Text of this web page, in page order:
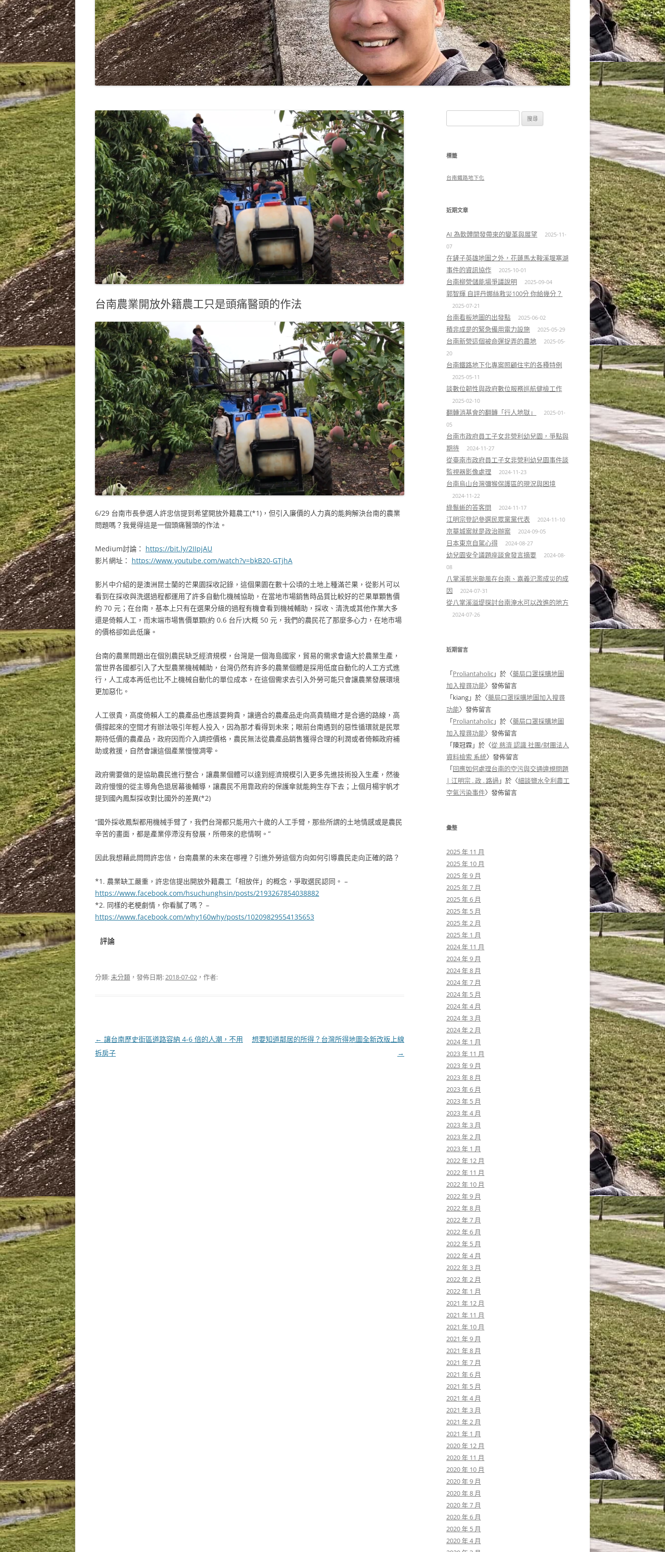
台南農業開放外籍農工只是頭痛醫頭的作法
6/29 台南市長參選人許忠信提到希望開放外籍農工(*1)，但引入廉價的人力真的能夠解決台南的農業
問題嗎？我覺得這是一個頭痛醫頭的作法。
Medium討論： https://bit.ly/2IIpjAU
影片網址： https://www.youtube.com/watch?v=bkB20-GTjhA
影片中介紹的是澳洲昆士蘭的芒果園採收記錄，這個果園在數十公頃的土地上種滿芒果，從影片可以
看到在採收與洗選過程都運用了許多自動化機械協助，在當地市場銷售時品質比較好的芒果單顆售價
約 70 元；在台南，基本上只有在選果分級的過程有機會看到機械輔助，採收、清洗或其他作業大多
還是倚賴人工，而末端市場售價單顆(約 0.6 台斤)大概 50 元，我們的農民花了那麼多心力，在地市場
的價格卻如此低廉。
台南的農業問題出在個別農民缺乏經濟規模，台灣是一個海島國家，貿易的需求會遠大於農業生產，
當世界各國都引入了大型農業機械輔助，台灣仍然有許多的農業個體是採用低度自動化的人工方式進
行，人工成本再低也比不上機械自動化的單位成本，在這個需求去引入外勞可能只會讓農業發展環境
更加惡化。
人工很貴，高度倚賴人工的農產品也應該要夠貴，讓適合的農產品走向高貴精緻才是合適的路線，高
價撐起來的空間才有辦法吸引年輕人投入，因為那才看得到未來；眼前台南遇到的惡性循環就是民眾
期待低價的農產品，政府因而介入調控價格，農民無法從農產品銷售獲得合理的利潤或者倚賴政府補
助或救援，自然會讓這個產業慢慢凋零。
政府需要做的是協助農民進行整合，讓農業個體可以達到經濟規模引入更多先進技術投入生產，然後
政府慢慢的從主導角色退居幕後輔導，讓農民不用靠政府的保護傘就能夠生存下去；上個月楊宇帆才
提到國內鳳梨採收對比國外的差異(*2)
“國外採收鳳梨都用機械手臂了，我們台灣都只能用六十歲的人工手臂，那些所謂的土地情感或是農民
辛苦的畫面，都是產業停滯沒有發展，所帶來的悲情啊。”
因此我想藉此問問許忠信，台南農業的未來在哪裡？引進外勞這個方向如何引導農民走向正確的路？
*1. 農業缺工嚴重，許忠信提出開放外籍農工「相放伴」的概念，爭取選民認同。 –
https://www.facebook.com/hsuchunghsin/posts/2193267854038882
*2. 同樣的老梗劇情，你看膩了嗎？ –
https://www.facebook.com/why160why/posts/10209829554135653
評論
分類:未分類 ，發佈日期:2018-07-02 ，作者:
文
章
← 讓台南歷史街區道路容納 4-6 倍的人潮，不用
拆房子
想要知道鄰居的所得？台灣所得地圖全新改版上線
→
尋
鍵
標籤
台南鐵路地下化
近期文章
AI 為軟體開發帶來的變革與展望
2025-11-
07
在鏟子英雄地圖之外，花蓮馬太鞍溪堰塞湖
事件的資訊協作
2025-10-01
台南柳營儲能場爭議說明 2025-09-04
郭智輝 自評丹娜絲救災100分 你給幾分？
2025-07-21
台南看板地圖的出發點 2025-06-02
積非成是的緊急備用電力設施 2025-05-29
台南新營這個被命運捉弄的農地
2025-05-
20
台南鐵路地下化專案照顧住宅的各種特例
2025-05-11
談數位韌性與政府數位服務巡航健檢工作
2025-02-10
翻轉消基會的翻轉「行人地獄」
2025-01-
05
台南市政府員工子女非營利幼兒園，爭點與
期待
2024-11-27
從臺南市政府員工子女非營利幼兒園事件談
監視器影像處理
2024-11-23
台南烏山台灣彌猴保護區的現況與困境
2024-11-22
綠鬣蜥的答客問 2024-11-17
江明宗登記參選民眾黨黨代表 2024-11-10
京華城案就是政治辦案 2024-09-05
日本東京自駕心得 2024-08-27
幼兒園安全議題座談會發言摘要
2024-08-
08
八掌溪凱米颱風在台南、嘉義氾濫成災的成
因
2024-07-31
從八掌溪溢堤探討台南淹水可以改進的地方
2024-07-26
近期留言
「Proliantaholic」於〈藥局口罩採購地圖
加入搜尋功能〉發佈留言
「kiang」於〈藥局口罩採購地圖加入搜尋
功能〉發佈留言
「Proliantaholic」於〈藥局口罩採購地圖
加入搜尋功能〉發佈留言
「陳冠霖」於〈從 慈濟 認識 社團/財團法人
資料檢索 系統〉發佈留言
「回應如何處理台南的空污與交通違規問題
| 江明宗 . 政 . 路過 」於〈細談鹽水全利農工
空氣污染事件〉發佈留言
彙整
2025 年 11 月
2025 年 10 月
2025 年 9 月
2025 年 7 月
2025 年 6 月
2025 年 5 月
2025 年 2 月
2025 年 1 月
2024 年 11 月
2024 年 9 月
2024 年 8 月
2024 年 7 月
2024 年 5 月
2024 年 4 月
2024 年 3 月
2024 年 2 月
2024 年 1 月
2023 年 11 月
2023 年 9 月
2023 年 8 月
2023 年 6 月
2023 年 5 月
2023 年 4 月
2023 年 3 月
2023 年 2 月
2023 年 1 月
2022 年 12 月
2022 年 11 月
2022 年 10 月
2022 年 9 月
2022 年 8 月
2022 年 7 月
2022 年 6 月
2022 年 5 月
2022 年 4 月
2022 年 3 月
2022 年 2 月
2022 年 1 月
2021 年 12 月
2021 年 11 月
2021 年 10 月
2021 年 9 月
2021 年 8 月
2021 年 7 月
2021 年 6 月
2021 年 5 月
2021 年 4 月
2021 年 3 月
2021 年 2 月
2021 年 1 月
2020 年 12 月
2020 年 11 月
2020 年 10 月
2020 年 9 月
2020 年 8 月
2020 年 7 月
2020 年 6 月
2020 年 5 月
2020 年 4 月